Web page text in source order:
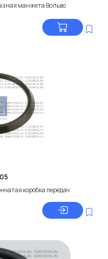
манжета Вольво
коробка передач